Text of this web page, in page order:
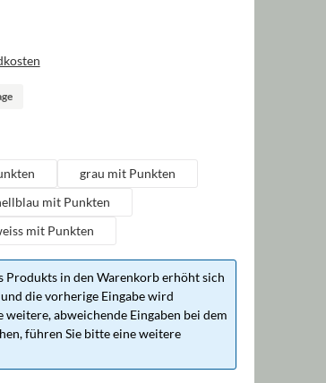
grau mit Punkten
mit Punkten
mit Punkten
Produkts in den Warenkorb erhöht sich
die vorherige Eingabe wird
weitere, abweichende Eingaben bei dem
führen Sie bitte eine weitere